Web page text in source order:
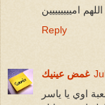
اللهم اميييييييين
Reply
غمض عينيك
اوي يا ياسر